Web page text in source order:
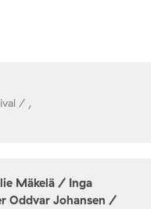
/ ,
Mäkelä / Inga
Oddvar Johansen /